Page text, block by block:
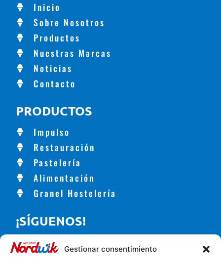
Gestionar consentimiento
Inicio
Sobre Nosotros
Productos
Nuestras Marcas
Noticias
Contacto
PRODUCTOS
Impulso
Restauración
Pastelería
Alimentación
Granel Hostelería
¡SÍGUENOS!